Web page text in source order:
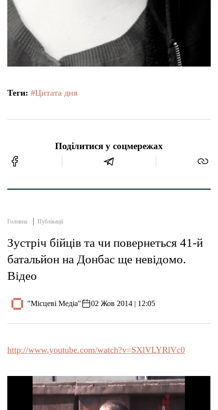
Теги: #Цитата дня
Поділитися у соцмережах
Головна Публікації
Зустріч бійців та чи повернеться 41-й
батальйон на Донбас ще невідомо.
Відео
"Місцеві Медіа" 02 Жов 2014 | 12:05
http://www.youtube.com/watch?v=SXlVLYRlVc0